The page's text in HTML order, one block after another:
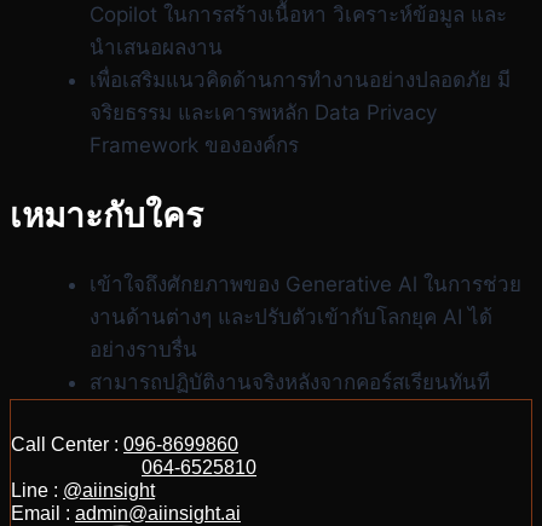
Copilot ในการสร้างเนื้อหา วิเคราะห์ข้อมูล และ
นำเสนอผลงาน
เพื่อเสริมแนวคิดด้านการทำงานอย่างปลอดภัย มี
จริยธรรม และเคารพหลัก Data Privacy
Framework ขององค์กร
เหมาะกับใคร
เข้าใจถึงศักยภาพของ Generative Al ในการช่วย
งานด้านต่างๆ และปรับตัวเข้ากับโลกยุค AI ได้
อย่างราบรื่น
สามารถปฏิบัติงานจริงหลังจากคอร์สเรียนทันที
Call Center : 096-8699860
064-6525810
Line : @aiinsight
Email : admin@aiinsight.ai